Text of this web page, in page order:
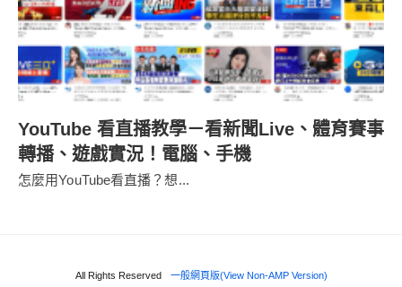
YouTube 看直播教學－看新聞Live、體育賽事
轉播、遊戲實況！電腦、手機
怎麼用YouTube看直播？想...
All Rights Reserved 一般網頁版(View Non-AMP Version)